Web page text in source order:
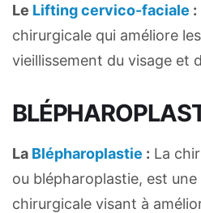
Le Lifting cervico-faciale :
chirurgicale qui améliore
vieillissement du visage et
La Blépharoplastie : La
ou blépharoplastie, est
chirurgicale visant à